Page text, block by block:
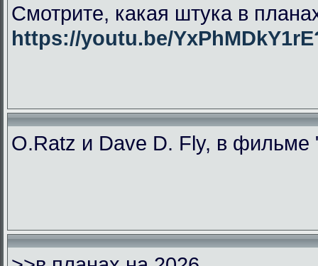
Смотрите, какая штука в
https://youtu.be/
O.Ratz и Dave D. Fly, в